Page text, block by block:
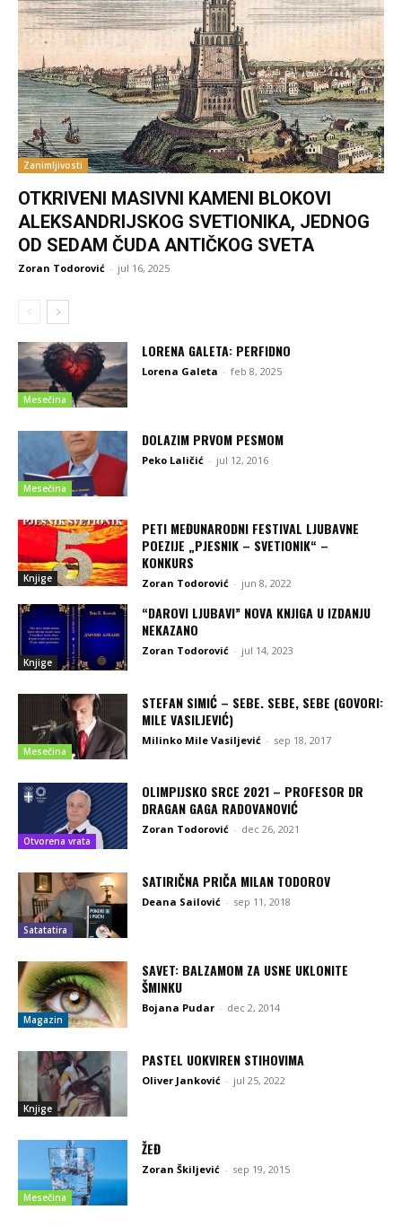
Zanimljivosti
OTKRIVENI MASIVNI KAMENI BLOKOVI
ALEKSANDRIJSKOG SVETIONIKA, JEDNOG
OD SEDAM ČUDA ANTIČKOG SVETA
Zoran Todorović - jul 16, 2025
Mesečina
LORENA GALETA: PERFIDNO
Lorena Galeta - feb 8, 2025
Mesečina
DOLAZIM PRVOM PESMOM
Peko Laličić - jul 12, 2016
Knjige
PETI MEĐUNARODNI FESTIVAL LJUBAVNE
POEZIJE „PJESNIK – SVETIONIK“ –
KONKURS
Zoran Todorović - jun 8, 2022
Knjige
“DAROVI LJUBAVI” NOVA KNJIGA U IZDANJU
NEKAZANO
Zoran Todorović - jul 14, 2023
Mesečina
STEFAN SIMIĆ – SEBE. SEBE, SEBE (GOVORI:
MILE VASILJEVIĆ)
Milinko Mile Vasiljević - sep 18, 2017
Otvorena vrata
OLIMPIJSKO SRCE 2021 – PROFESOR DR
DRAGAN GAGA RADOVANOVIĆ
Zoran Todorović - dec 26, 2021
Satatatira
SATIRIČNA PRIČA MILAN TODOROV
Deana Sailović - sep 11, 2018
Magazin
SAVET: BALZAMOM ZA USNE UKLONITE
ŠMINKU
Bojana Pudar - dec 2, 2014
Knjige
PASTEL UOKVIREN STIHOVIMA
Oliver Janković - jul 25, 2022
Mesečina
ŽEĐ
Zoran Škiljević - sep 19, 2015